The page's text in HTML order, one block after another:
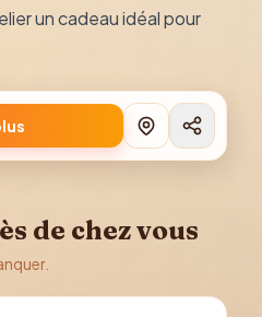
un cadeau idéal pour
de chez vous